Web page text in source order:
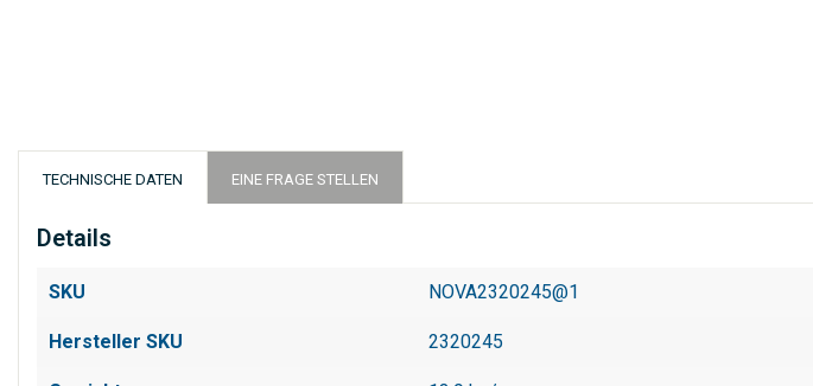
TECHNISCHE DATEN
Details
SKU NOVA2320245@1
Hersteller SKU 2320245
EINE FRAGE STELLEN